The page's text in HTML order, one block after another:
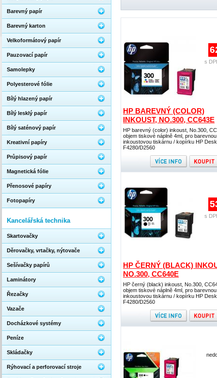
HP BAREVNÝ (COLOR)
INKOUST, NO.300, CC643E
HP barevný (color) inkoust, No.300,
objem tiskové náplně 4ml, pro barevnou
inkoustovou tiskárnu / kopírku HP
F4280/D2560
s
HP ČERNÝ (BLACK)
NO.300, CC640E
HP černý (black) inkoust, No.300,
objem tiskové náplně 4ml, pro barevnou
inkoustovou tiskárnu / kopírku HP
F4280/D2560
s
Barevný papír
Barevný karton
Velkoformátový papír
Pauzovací papír
Samolepky
Polyesterové fólie
Bílý hlazený papír
Bílý lesklý papír
Bílý saténový papír
Kreativní papíry
Průpisový papír
Magnetická fólie
Přenosové papíry
Fotopapíry
Kancelářská technika
Skartovačky
Děrovačky, vrtačky, nýtovače
Sešívačky papírů
Laminátory
Řezačky
Vazače
Docházkové systémy
Peníze
Skládačky
Rýhovací a perforovací stroje